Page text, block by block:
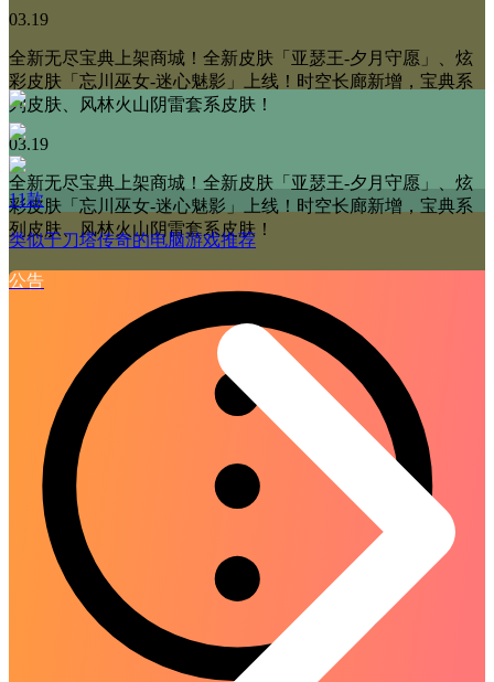
03.19
全新无尽宝典上架商城！全新皮肤「亚瑟王-夕月守愿」、炫
彩皮肤「忘川巫女-迷心魅影」上线！时空长廊新增，宝典系
列皮肤、风林火山阴雷套系皮肤！
03.19
全新无尽宝典上架商城！全新皮肤「亚瑟王-夕月守愿」、炫
彩皮肤「忘川巫女-迷心魅影」上线！时空长廊新增，宝典系
列皮肤、风林火山阴雷套系皮肤！
11款
类似于刀塔传奇的电脑游戏推荐
公告